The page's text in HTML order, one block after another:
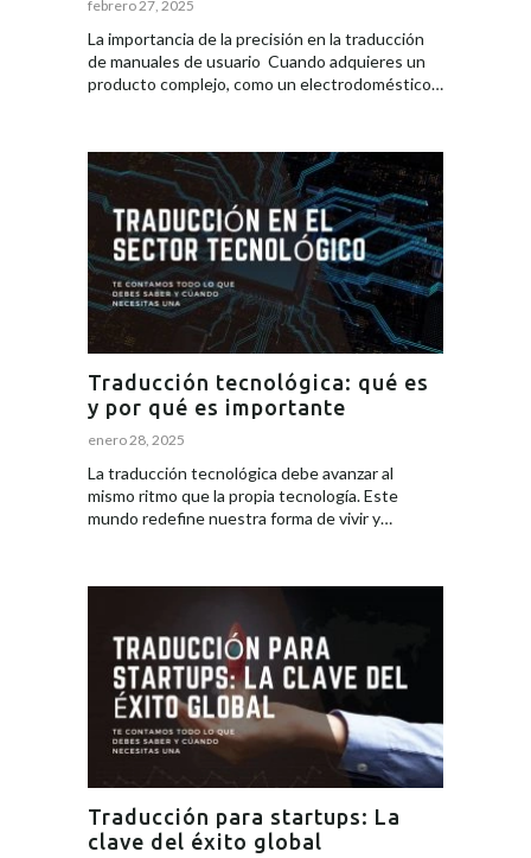
febrero 27, 2025
La importancia de la precisión en la traducción
de manuales de usuario Cuando adquieres un
producto complejo, como un electrodoméstico…
Traducción tecnológica: qué es
y por qué es importante
enero 28, 2025
La traducción tecnológica debe avanzar al
mismo ritmo que la propia tecnología. Este
mundo redefine nuestra forma de vivir y…
Traducción para startups: La
clave del éxito global